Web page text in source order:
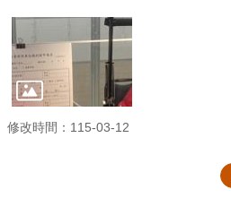
修改時間：115-03-12